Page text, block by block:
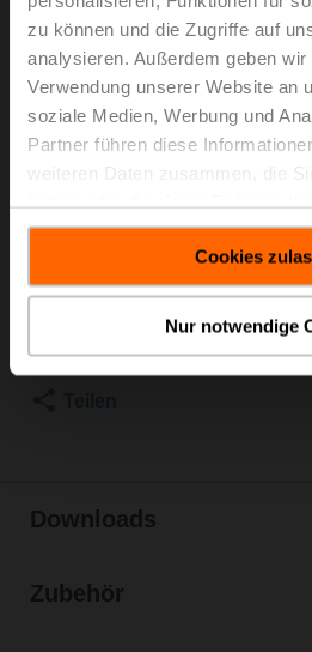
zu können und die Zugriffe auf
analysieren. Außerdem geben
Verwendung unserer Website an
soziale Medien, Werbung und
Partner führen diese
weiteren Daten zusammen, die
gesammelt haben.
Cookies
Nur notwendige
Mitgelieferte Teile: Schrauben
Dieses Produkt ist auch mit
auf der Vorderseite erhältlich.
Bitte wenden Sie sich zur
Listenpreis
Zur Projektliste
hinzufügen
Downloads
Zubehör